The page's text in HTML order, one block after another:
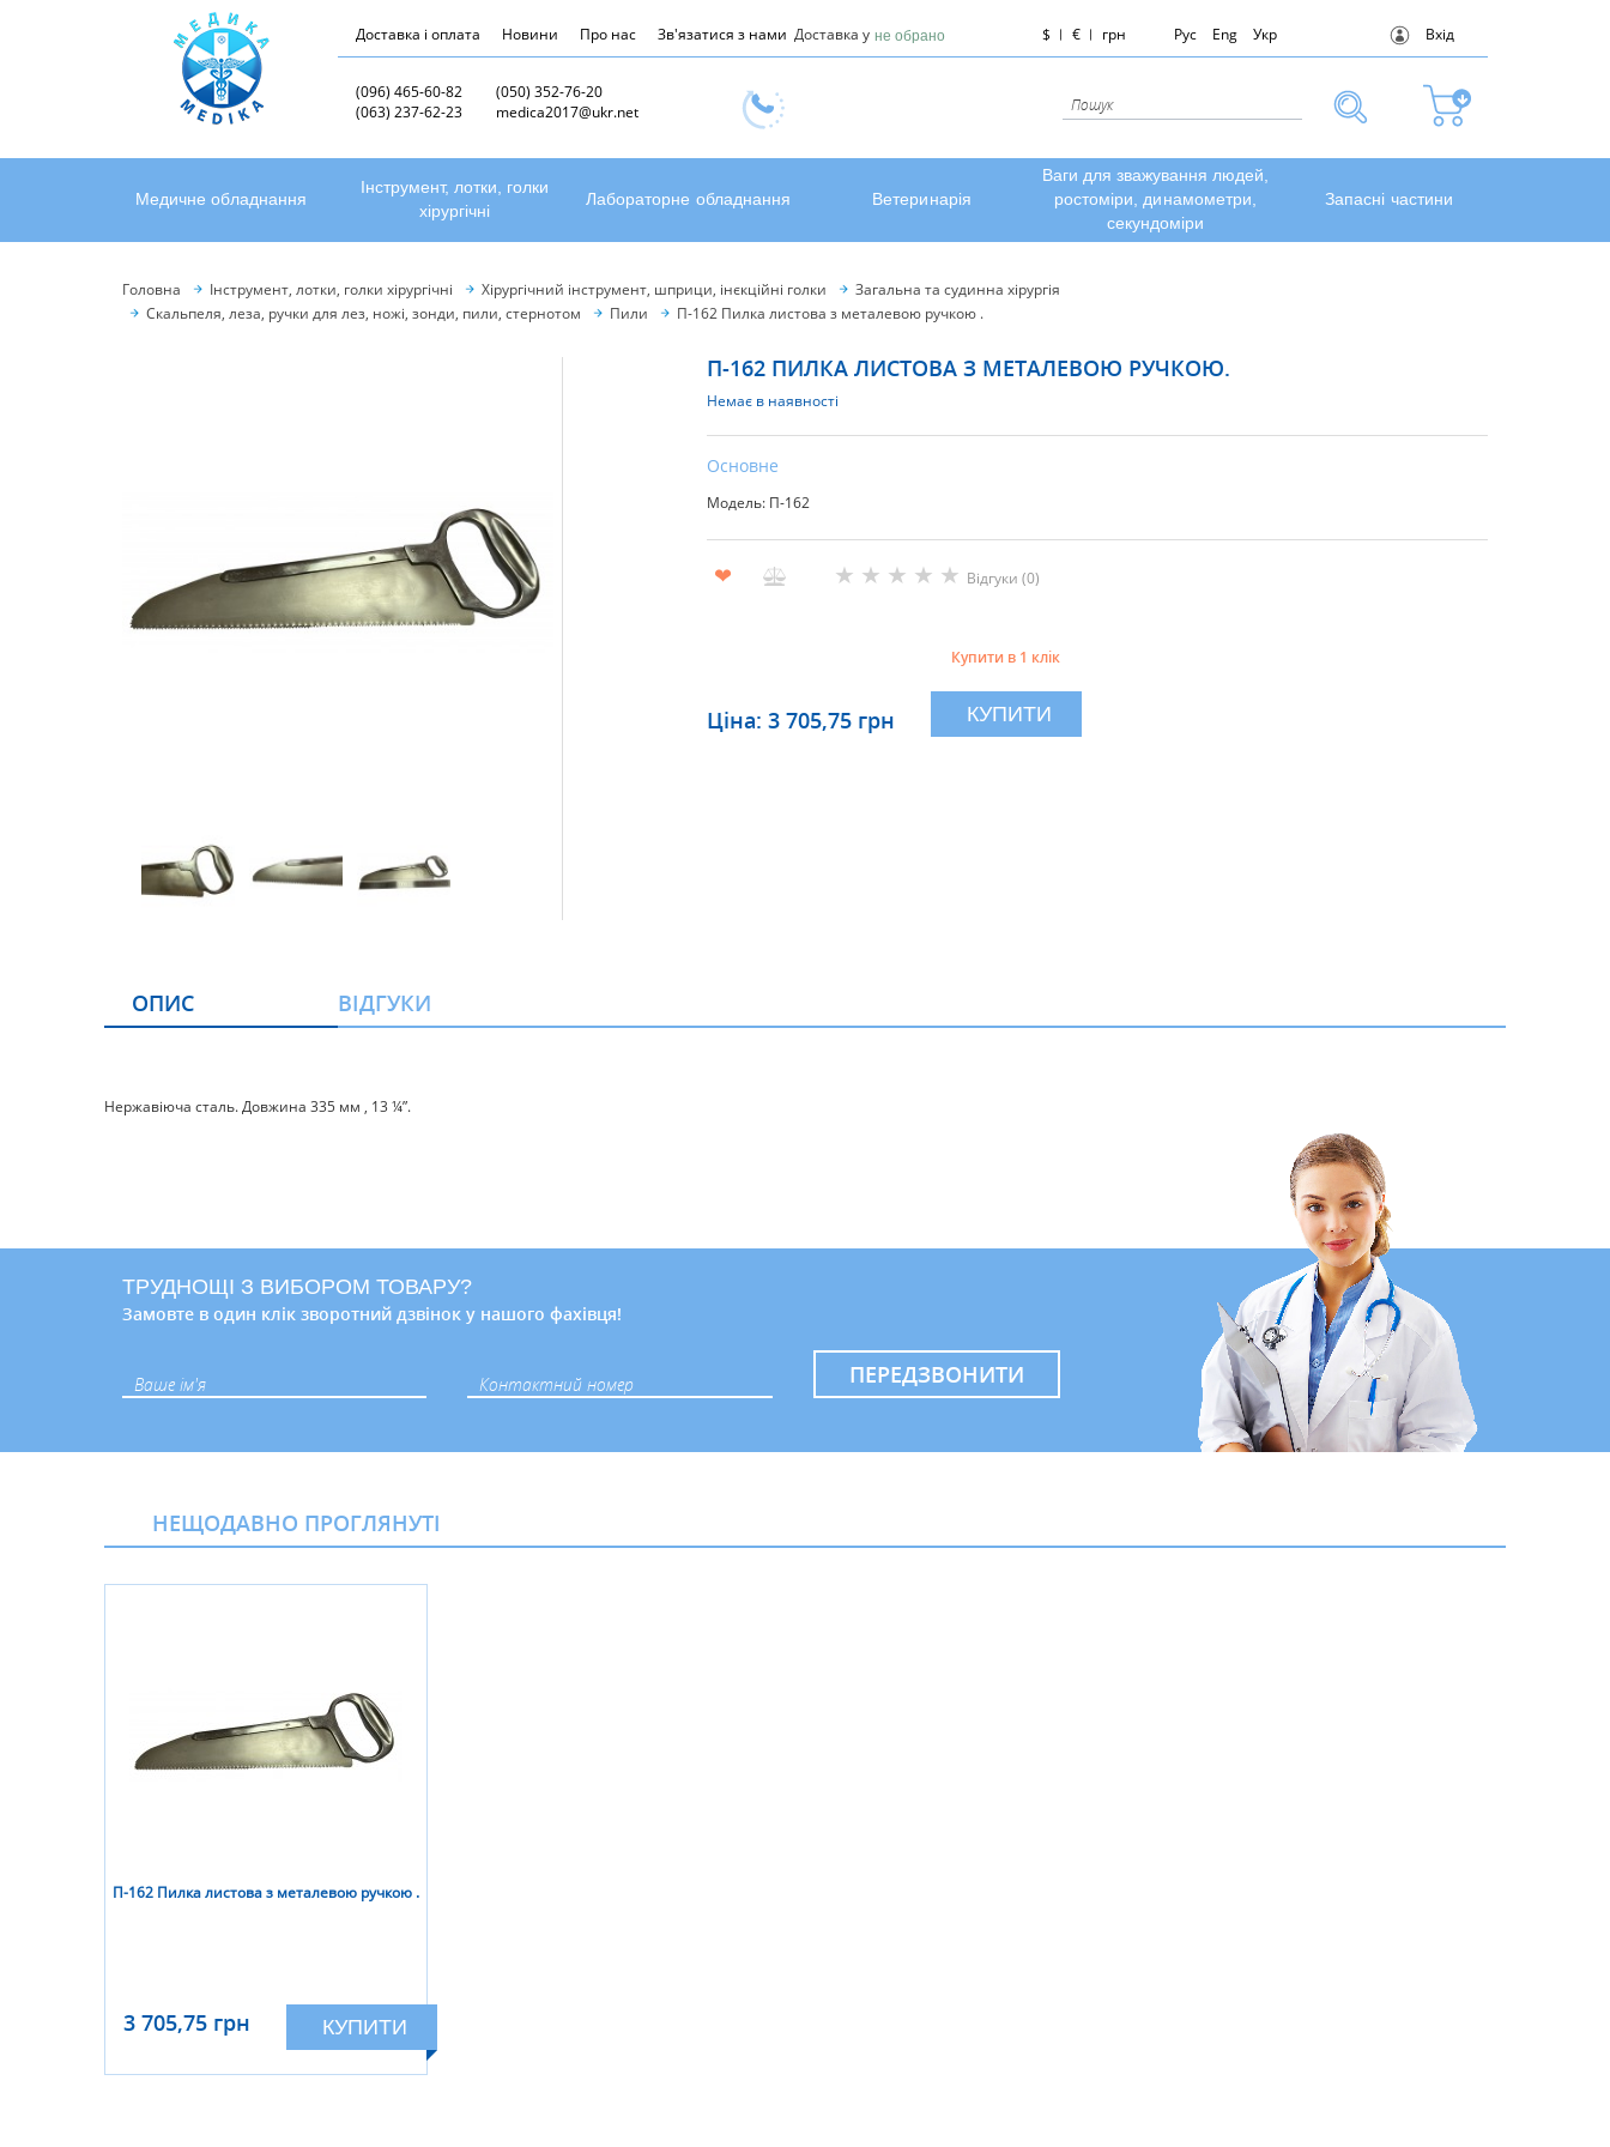
Доставка і оплата Новини Про нас Зв'язатися з нами Доставка у не обрано $ € грн Рус Eng Укр Вхід
(096) 465-60-82
(050) 352-76-20
(063) 237-62-23
medica2017@ukr.net
Медичне обладнання
Інструмент, лотки, голки
хірургічні
Лабораторне обладнання Ветеринарія
Ваги для зважування людей,
ростоміри, динамометри,
секундоміри
Запасні частини
Головна Інструмент, лотки, голки хірургічні Хірургічний інструмент, шприци, інєкційні голки
Загальна та судинна хірургія
Скальпеля, леза, ручки для лез, ножі, зонди, пили, стернотом
Пили П-162 Пилка листова з металевою ручкою .
П-162 ПИЛКА ЛИСТОВА З МЕТАЛЕВОЮ РУЧКОЮ.
Немає в наявності
Основне
Модель: П-162
❤ ★ ★ ★ ★ ★ Відгуки (0)
Ціна: 3 705,75 грн
Купити в 1 клік
КУПИТИ
ОПИС ВІДГУКИ
Нержавіюча сталь. Довжина 335 мм , 13 ¼”.
ТРУДНОЩІ З ВИБОРОМ ТОВАРУ?
Замовте в один клік зворотний дзвінок у нашого фахівця!
ПЕРЕДЗВОНИТИ
НЕЩОДАВНО ПРОГЛЯНУТІ
П-162 Пилка листова з металевою ручкою .
3 705,75 грн КУПИТИ